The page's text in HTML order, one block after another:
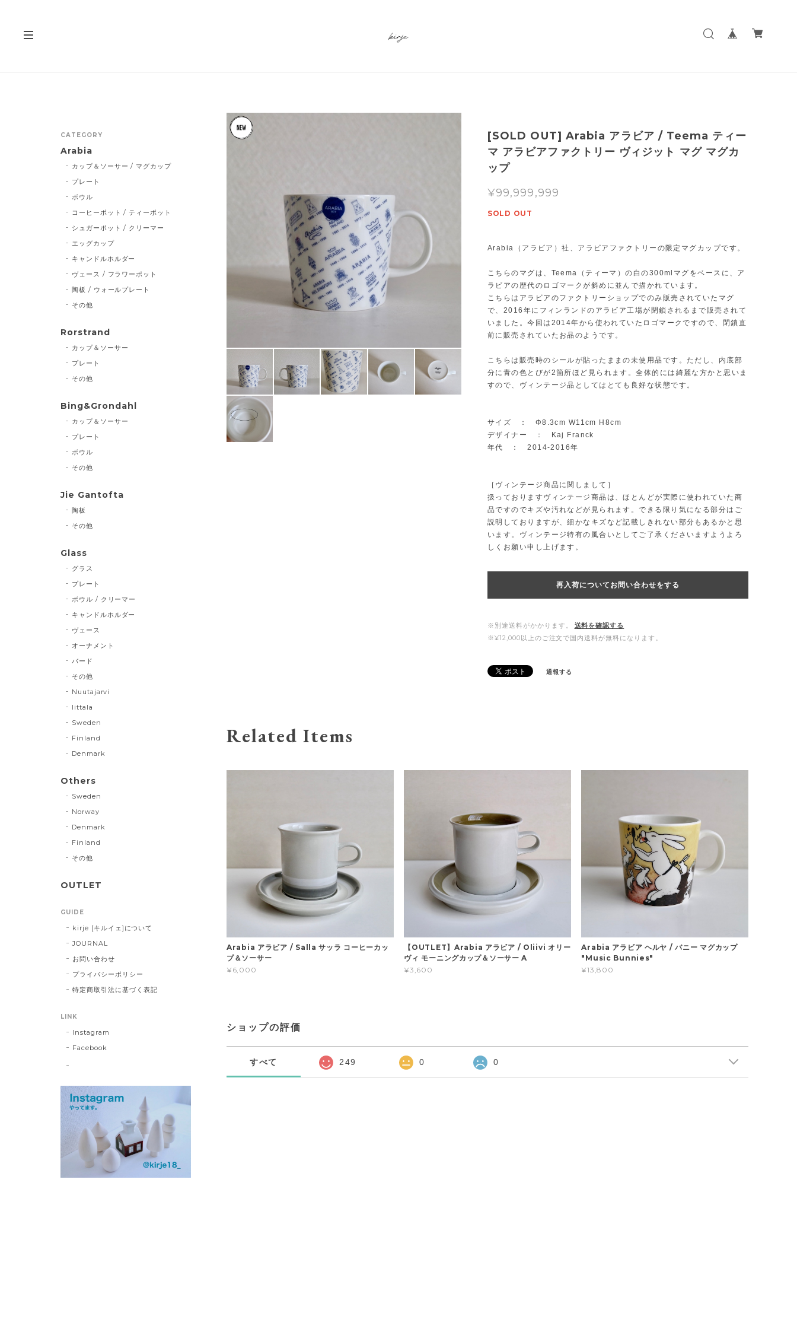
[SOLD OUT] Arabia アラビア / Teema ティー
マ アラビアファクトリー ヴィジット マグ マグカ
ップ
¥99,999,999
SOLD OUT
Arabia（アラビア）社、アラビアファクトリーの限定マグカップです。
こちらのマグは、Teema（ティーマ）の白の300mlマグをベースに、ア
ラビアの歴代のロゴマークが斜めに並んで描かれています。
こちらはアラビアのファクトリーショップでのみ販売されていたマグ
で、2016年にフィンランドのアラビア工場が閉鎖されるまで販売されて
いました。今回は2014年から使われていたロゴマークですので、閉鎖直
前に販売されていたお品のようです。
こちらは販売時のシールが貼ったままの未使用品です。ただし、内底部
分に青の色とびが2箇所ほど見られます。全体的には綺麗な方かと思いま
すので、ヴィンテージ品としてはとても良好な状態です。
サイズ ： Φ8.3cm W11cm H8cm
デザイナー ： Kaj Franck
年代 ： 2014-2016年
［ヴィンテージ商品に関しまして］
扱っておりますヴィンテージ商品は、ほとんどが実際に使われていた商
品ですのでキズや汚れなどが見られます。できる限り気になる部分はご
説明しておりますが、細かなキズなど記載しきれない部分もあるかと思
います。ヴィンテージ特有の風合いとしてご了承くださいますようよろ
しくお願い申し上げます。
再入荷についてお問い合わせをする
※別途送料がかかります。
送料を確認する
※¥12,000以上のご注文で国内送料が無料になります。
通報する
Related Items
Arabia アラビア / Salla サッラ コーヒーカッ
プ＆ソーサー
¥6,000
【OUTLET】Arabia アラビア / Oliivi オリー
ヴィ モーニングカップ＆ソーサー A
¥3,600
Arabia アラビア ヘルヤ / バニー マグカップ
"Music Bunnies"
¥13,800
ショップの評価
すべて 249 0 0
CATEGORY
Arabia
カップ＆ソーサー / マグカップ
プレート
ボウル
コーヒーポット / ティーポット
シュガーポット / クリーマー
エッグカップ
キャンドルホルダー
ヴェース / フラワーポット
陶板 / ウォールプレート
その他
Rorstrand
カップ＆ソーサー
プレート
その他
Bing&Grondahl
カップ＆ソーサー
プレート
ボウル
その他
Jie Gantofta
陶板
その他
Glass
グラス
プレート
ボウル / クリーマー
キャンドルホルダー
ヴェース
オーナメント
バード
その他
Nuutajarvi
Iittala
Sweden
Finland
Denmark
Others
Sweden
Norway
Denmark
Finland
その他
OUTLET
GUIDE
kirje [キルイェ]について
JOURNAL
お問い合わせ
プライバシーポリシー
特定商取引法に基づく表記
LINK
Instagram
Facebook